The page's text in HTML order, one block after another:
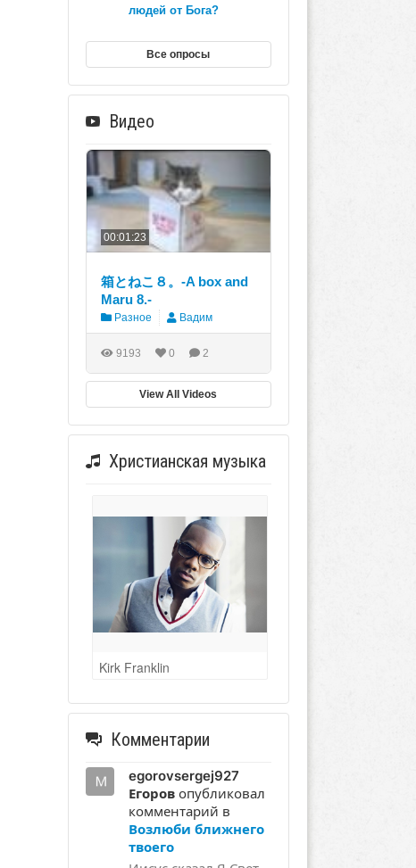
людей от Бога?
Все опросы
Видео
00:01:23
箱とねこ８。-A box and
Maru 8.-
Разное Вадим
9193 0 2
View All Videos
Христианская музыка
Kirk Franklin
Комментарии
egorovsergej927
Егоровопубликовал
комментарий в
Возлюби ближнего
твоего